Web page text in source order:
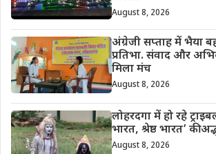
August 8, 2026
अंग्रेजी सप्ताह में भैया
प्रतिभा. संवाद और
मिला मंच
August 8, 2026
लोहरदगा में हो रहे
भारत, श्रेष्ठ भारत’ की
August 8, 2026